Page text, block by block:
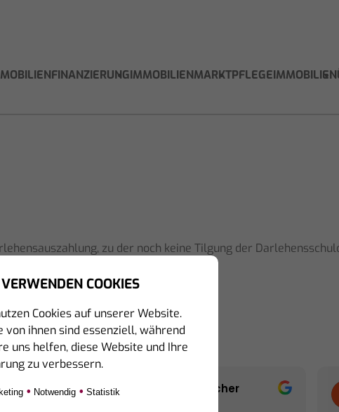
IMMOBILIENMARKTPFLEGEIMMOBILIEN
zu der noch keine Tilgung der
Sabrina Fischer
COOKIES
Cookies auf unserer Website.
von ihnen sind essenziell, während
uns helfen, diese Website und Ihre
zu verbessern.
• Notwendig • Statistik